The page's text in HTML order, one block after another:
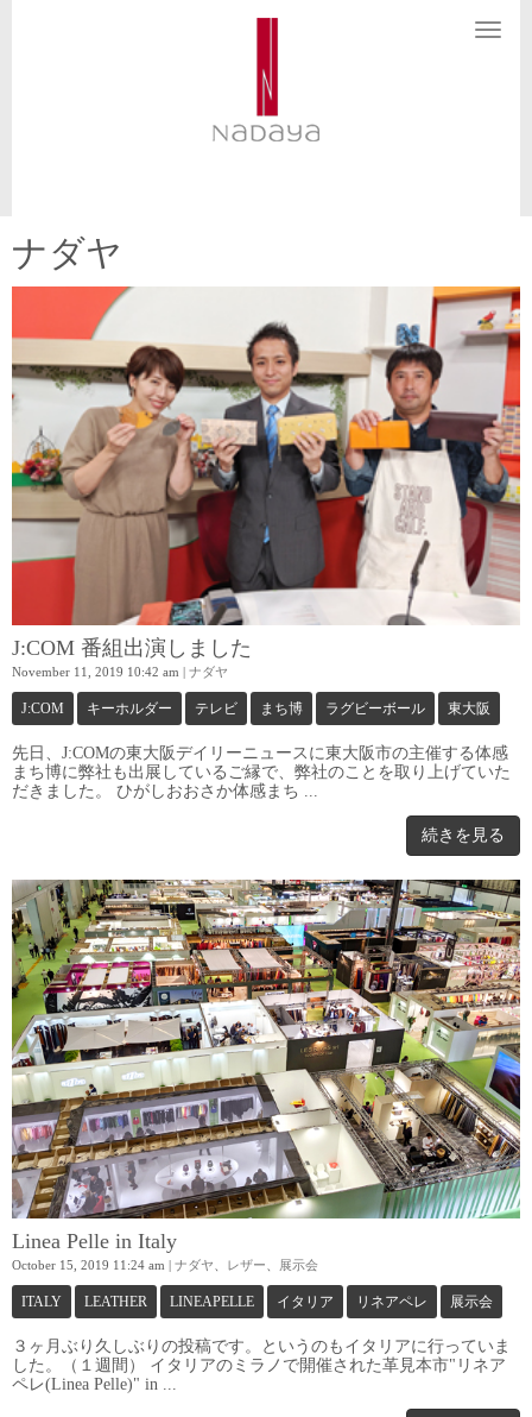
N
ナダヤ
J:COM 番組出演しました
November 11, 2019 10:42 am | ナダヤ
J:COM キーホルダー テレビ まち博 ラグビーボール 東大阪
先日、J:COMの東大阪デイリーニュースに東大阪市の主催する体感
まち博に弊社も出展しているご縁で、弊社のことを取り上げていた
だきました。 ひがしおおさか体感まち ...
続きを見る
Linea Pelle in Italy
October 15, 2019 11:24 am | ナダヤ レザー 展示会
ITALY LEATHER LINEAPELLE イタリア リネアペレ 展示会
３ヶ月ぶり久しぶりの投稿です。というのもイタリアに行っていま
した。（１週間） イタリアのミラノで開催された革見本市"リネア
ペレ(Linea Pelle)" in ...